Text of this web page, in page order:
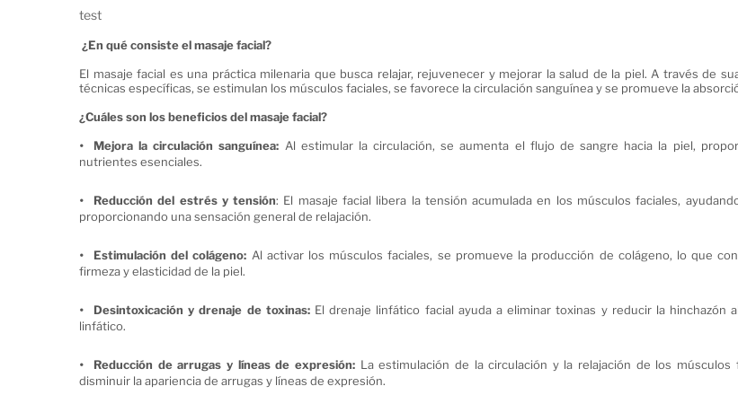
test
¿En qué consiste el masaje facial?
El masaje facial es una práctica milenaria que busca relajar, rejuvenecer y mejorar la salud de la piel. A través de
técnicas específicas, se estimulan los músculos faciales, se favorece la circulación sanguínea y se promueve la
¿Cuáles son los beneficios del masaje facial?
Mejora la circulación sanguínea: Al estimular la circulación, se aumenta el flujo de sangre hacia la piel,
nutrientes esenciales.
Reducción del estrés y tensión: El masaje facial libera la tensión acumulada en los músculos faciales,
proporcionando una sensación general de relajación.
Estimulación del colágeno: Al activar los músculos faciales, se promueve la producción de colágeno, lo que
firmeza y elasticidad de la piel.
Desintoxicación y drenaje de toxinas:El drenaje linfático facial ayuda a eliminar toxinas y reducir la hinchazón
linfático.
Reducción de arrugas y líneas de expresión: La estimulación de la circulación y la relajación de los músculos
disminuir la apariencia de arrugas y líneas de expresión.